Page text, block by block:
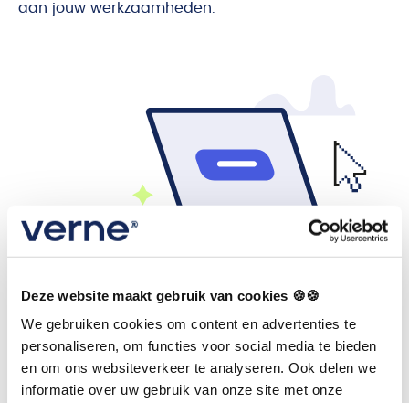
Deze website maakt gebruik van cookies 🍪🍪
We gebruiken cookies om content en advertenties te
personaliseren, om functies voor social media te bieden
en om ons websiteverkeer te analyseren. Ook delen we
informatie over uw gebruik van onze site met onze
aan jouw werkzaamheden.
op maat
Onze designer ontwikkelt de schermen voor Verne
voor iedere toepassing. Sommige dingen moet je